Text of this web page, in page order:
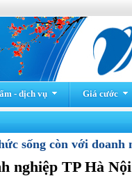
- dịch vụ Giá cước
sống còn với doanh
nghiệp TP Hà